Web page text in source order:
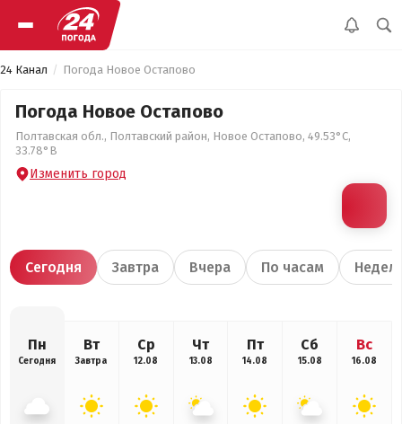
24 Канал Погода Новое Остапово
Погода Новое Остапово
Полтавская обл., Полтавский район, Новое Остапово, 49.53°С,
33.78°В
Изменить город
Сегодня Завтра Вчера По часам
Пн
Сегодня
Вт
Завтра
Ср
12.08
Чт
13.08
Пт
14.08
Сб
15.08
Вс
16.08